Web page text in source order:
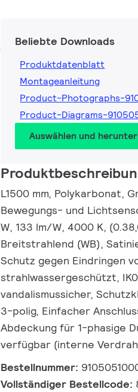
Beliebte Downloads
Produktdatenblatt
Montageanleitung
Product-Photographs-
Product-Diagrams-
Auswählen und
L1500 mm, Polykarbonat,
Bewegungs- und
W, 133 lm/W, 4000 K,
Breitstrahlend (WB),
Schutz gegen Eindringen
strahlwassergeschützt,
vandalismussicher,
3-polig, Einfacher
Abdeckung für 1-phasige
verfügbar (interne
Bestellnummer:
Vollständiger Bestellcode: